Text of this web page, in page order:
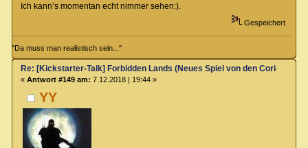
Ich kann’s momentan echt nimmer sehen:).
Gespeichert
"Da muss man realistisch sein..."
YY
Re: [Kickstarter-Talk] Forbidden Lands (Neues Spiel von den Coriolis-
« Antwort #149 am: 7.12.2018 | 19:44 »